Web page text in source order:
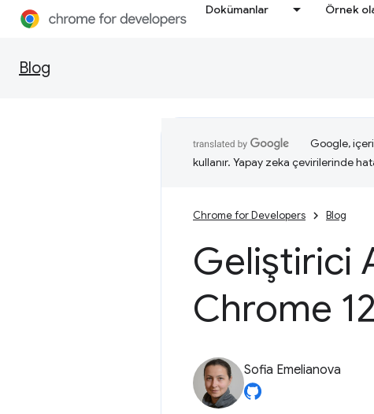
Dokümanlar Örnek
Blog
Google,
kullanır. Yapay zeka çevirilerinde
Chrome for Developers Blog
Geliştirici
Chrome
Sofia Emelianova